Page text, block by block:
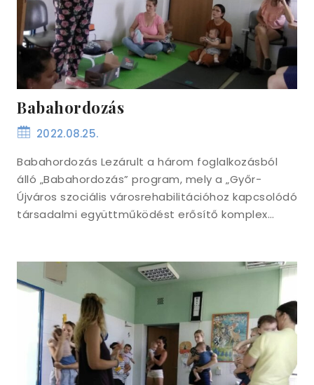
Babahordozás
2022.08.25.
Babahordozás Lezárult a három foglalkozásból
álló „Babahordozás” program, mely a „Győr-
Újváros szociális városrehabilitációhoz kapcsolódó
társadalmi együttműködést erősítő komplex…